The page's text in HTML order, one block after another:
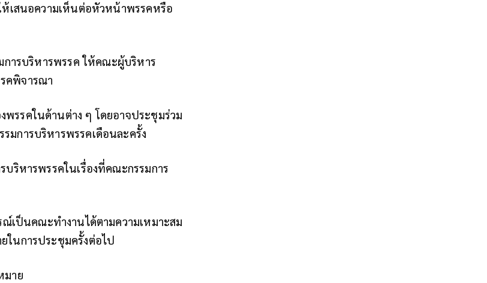
ห้เสนอความเห็นต่อหัวหน้าพรรคหรือ
การบริหารพรรค ให้คณะผู้บริหาร
คพิจารณา
รรคในด้านต่าง ๆ โดยอาจประชุมร่วม
การบริหารพรรคเดือนละครั้ง
ริหารพรรคในเรื่องที่คณะกรรมการ
เป็นคณะทำงานได้ตามความเหมาะสม
ในการประชุมครั้งต่อไป
มาย